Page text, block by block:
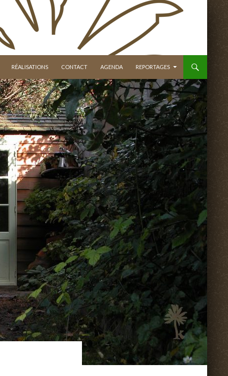
RÉALISATIONS CONTACT AGENDA REPORTAGES